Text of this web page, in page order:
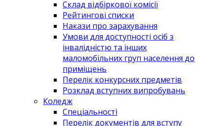
Склад відбіркової комісії
Рейтингові списки
Накази про зарахування
Умови для доступності осіб з
інвалідністю та інших
маломобільних груп населення до
приміщень
Перелік конкурсних предметів
Розклад вступних випробувань
Коледж
Спеціальності
Перелік документів для вступу